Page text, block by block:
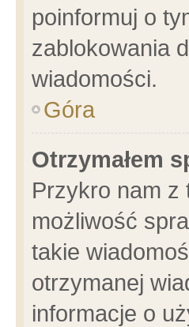
poinformuj o
zablokowania
wiadomości.
Góra
Otrzymałem
Przykro nam z
możliwość
takie
otrzymanej
informacje o